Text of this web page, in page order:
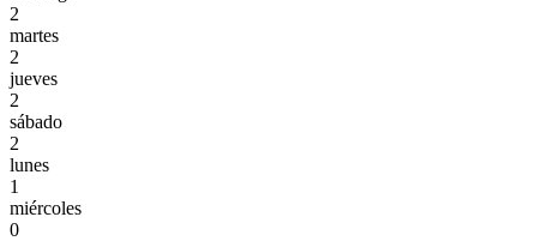
2
martes
2
jueves
2
sábado
2
lunes
1
miércoles
0